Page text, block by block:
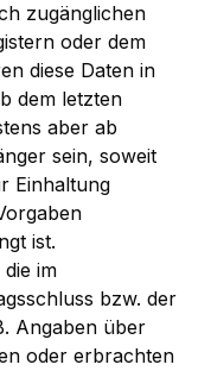
zugänglichen
oder dem
diese Daten in
dem letzten
aber ab
sein, soweit
Einhaltung
ist.
im
bzw. der
Angaben über
oder erbrachten